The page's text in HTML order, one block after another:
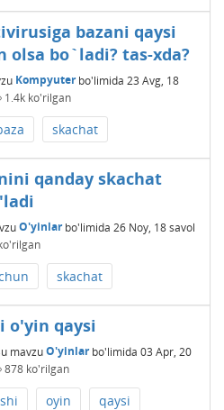
bazani qaysi
olsa bo`ladi? tas-xda?
Kompyuterbo'limida 23 Avg, 18
1.4kko'rilgan
skachat
qanday skachat
O'yinlarbo'limida 26 Noy, 18 savol
skachat
o'yin qaysi
mavzuO'yinlarbo'limida 03 Apr, 20
878ko'rilgan
oyin qaysi